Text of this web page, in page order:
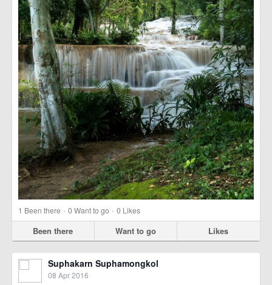
1 Been there · 0 Want to go · 0 Likes
Been there Want to go Likes
Suphakarn Suphamongkol
08 Apr 2016